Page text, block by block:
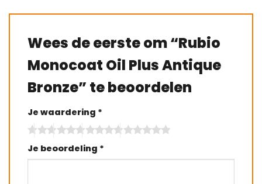
Wees de eerste om “Rubio
Monocoat Oil Plus Antique
Bronze” te beoordelen
Je waardering *
Je beoordeling *